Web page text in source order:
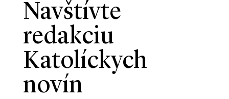
Navštívte
redakciu
Katolíckych
novín